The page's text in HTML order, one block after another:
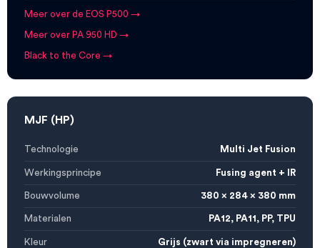
Meer over de EOS P500 →
Meer over PA 950 HD →
Black to the Core →
MJF (HP)
Technologie Multi Jet Fusion
Werkingsprincipe Fusing agent + IR
Bouwvolume 380 x 284 x 380 mm
Materialen PA12, PA11, PP, TPU
Kleur Grijs (zwart via impregneren)